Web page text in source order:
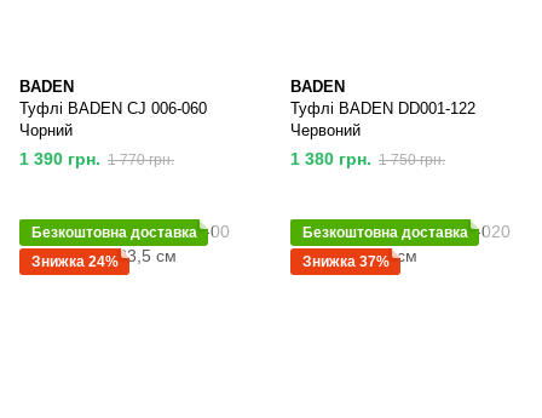
BADEN
Туфлі BADEN CJ 006-060
Чорний
1 390 грн. 1 770 грн.
BADEN
Туфлі BADEN DD001-122
Червоний
1 380 грн. 1 750 грн.
Безкоштовна доставка
Знижка 24%
Безкоштовна доставка
Знижка 37%